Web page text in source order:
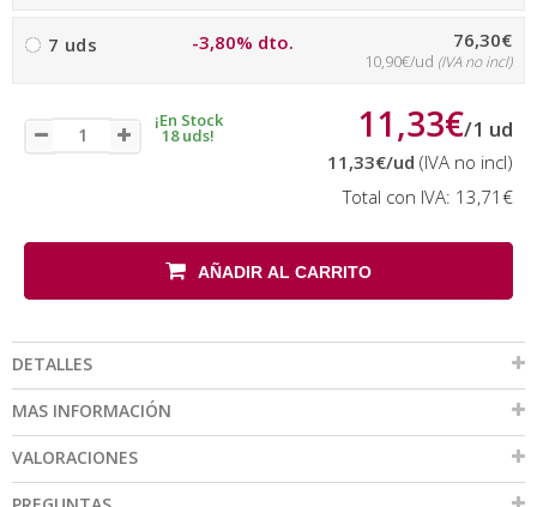
7 uds -3,80% dto. 76,30€
10,90€/ud (IVA no incl)
¡En Stock
18 uds! 11,33€/1 ud
11,33€/ud (IVA no incl)
Total con IVA: 13,71€
AÑADIR AL CARRITO
DETALLES
MAS INFORMACIÓN
VALORACIONES